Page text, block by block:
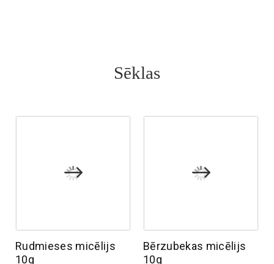
Sēklas
Rudmieses micēlijs
10g
Bērzubekas micēlijs
10g